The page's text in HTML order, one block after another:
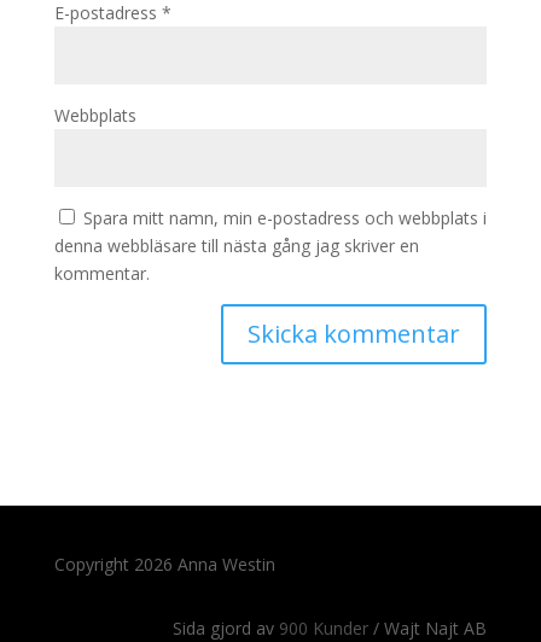
E-postadress *
Webbplats
Spara mitt namn, min e-postadress och webbplats i
denna webbläsare till nästa gång jag skriver en
kommentar.
Copyright 2026 Anna Westin
Sida gjord av 900 Kunder / Wajt Najt AB